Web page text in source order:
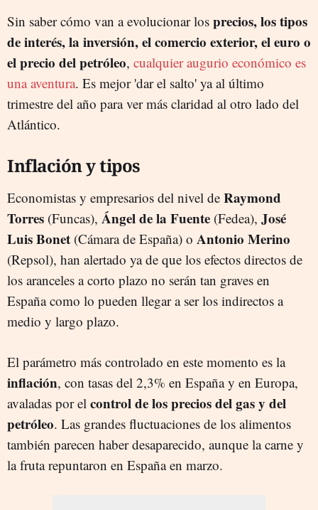
Sin saber cómo van a evolucionar los precios, los tipos
de interés, la inversión, el comercio exterior, el euro o
el precio del petróleo, cualquier augurio económico es
una aventura. Es mejor 'dar el salto' ya al último
trimestre del año para ver más claridad al otro lado del
Atlántico.
Inflación y tipos
Economistas y empresarios del nivel de Raymond
Torres (Funcas), Ángel de la Fuente (Fedea), José
Luis Bonet (Cámara de España) o Antonio Merino
(Repsol), han alertado ya de que los efectos directos de
los aranceles a corto plazo no serán tan graves en
España como lo pueden llegar a ser los indirectos a
medio y largo plazo.
El parámetro más controlado en este momento es la
inflación, con tasas del 2,3% en España y en Europa,
avaladas por el control de los precios del gas y del
petróleo. Las grandes fluctuaciones de los alimentos
también parecen haber desaparecido, aunque la carne y
la fruta repuntaron en España en marzo.